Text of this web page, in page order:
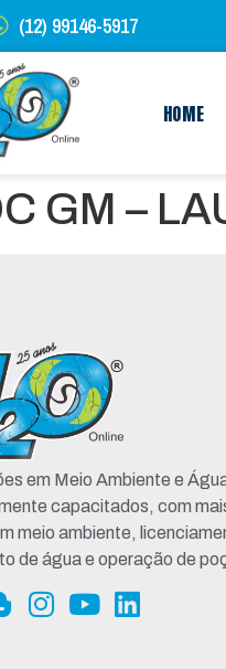
(12) 99146-5917
HOME
GM –
em Meio Ambiente e
capacitados, com
meio ambiente,
de água e operação de